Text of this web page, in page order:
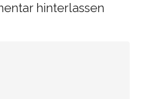
hinterlassen